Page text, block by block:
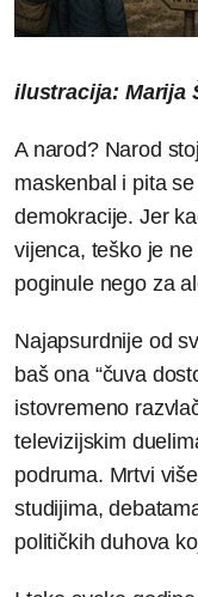
ilustracija: Marija
A narod? Narod
maskenbal i pita
demokracije. Jer
vijenca, teško je
poginule nego za
Najapsurdnije od
baš ona “čuva
istovremeno
televizijskim
podruma. Mrtvi
studijima,
političkih duhova